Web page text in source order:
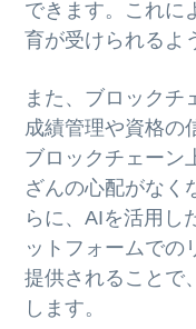
できます。これに
育が受けられるよ
また、ブロックチ
成績管理や資格の
ブロックチェーン
ざんの心配がなく
らに、AIを活用し
ットフォームでの
提供されることで
します。